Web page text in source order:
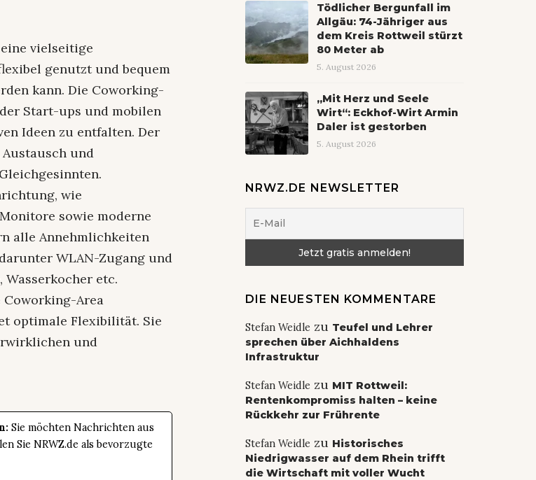
vielseitige
genutzt und bequem
kann. Die Coworking-
Start-ups und mobilen
Ideen zu entfalten. Der
und
wie
sowie moderne
alle Annehmlichkeiten
WLAN-Zugang und
etc.
Coworking-Area
optimale Flexibilität. Sie
und
Sie möchten Nachrichten aus
Sie NRWZ.de als bevorzugte
Tödlicher Bergunfall im
Allgäu: 74-Jähriger aus
dem Kreis Rottweil stürzt
80 Meter ab
5. August 2026
„Mit Herz und Seele
Wirt“: Eckhof-Wirt Armin
Daler ist gestorben
5. August 2026
NRWZ.DE NEWSLETTER
DIE NEUESTEN KOMMENTARE
Stefan Weidle zu Teufel und Lehrer
sprechen über Aichhaldens
Infrastruktur
Stefan Weidle zu MIT Rottweil:
Rentenkompromiss halten – keine
Rückkehr zur Frührente
Stefan Weidle zu Historisches
Niedrigwasser auf dem Rhein trifft
die Wirtschaft mit voller Wucht